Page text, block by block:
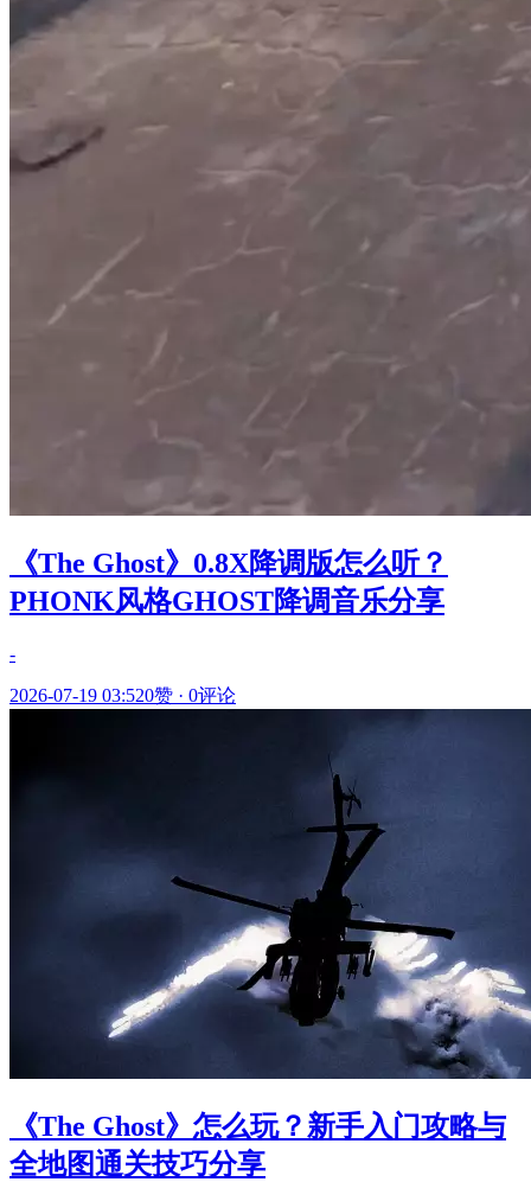
《The Ghost》0.8X降调版怎么听？
PHONK风格GHOST降调音乐分享
-
2026-07-19 03:520赞 · 0评论
《The Ghost》怎么玩？新手入门攻略与
全地图通关技巧分享